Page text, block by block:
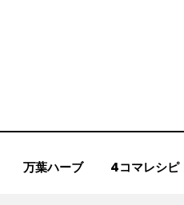
万葉ハーブ 4コマレシピ